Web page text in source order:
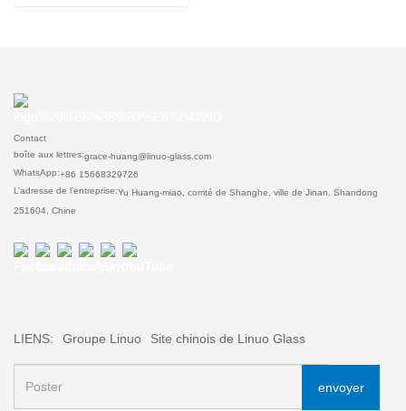
Contact
boîte aux lettres:grace-huang@linuo-glass.com
WhatsApp:+86 15668329726
L’adresse de l’entreprise:Yu Huang-miao, comté de Shanghe, ville de Jinan, Shandong
251604, Chine
LIENS: Groupe Linuo Site chinois de Linuo Glass
envoyer